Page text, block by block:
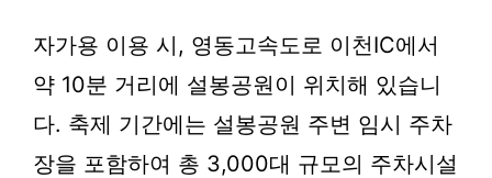
자가용 이용 시 , 영동고속도로 이천IC에서
약 10분 거리에 설봉공원이 위치해 있습니
다. 축제 기간에는 설봉공원 주변 임시 주차
장을 포함하여 총 3,000대 규모의 주차시설